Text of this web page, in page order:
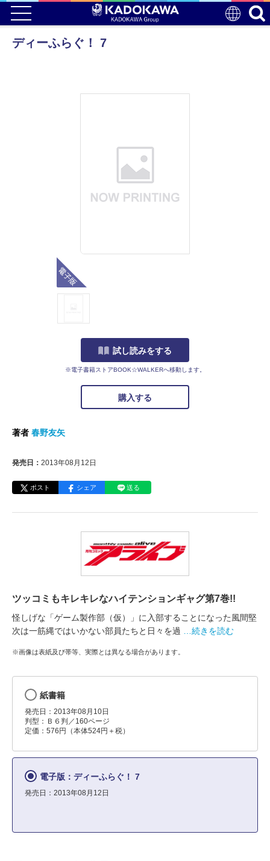
ディーふらぐ！ 7
試し読みをする
※電子書籍ストアBOOK☆WALKERへ移動します。
購入する
著者 春野友矢
発売日： 2013年08月12日
ポスト シェア 送る
ツッコミもキレキレなハイテンションギャグ第7巻!!
怪しげな「ゲーム製作部（仮）」に入部することになった風間堅
次は一筋縄ではいかない部員たちと日々を過
…続きを読む
※画像は表紙及び帯等、実際とは異なる場合があります。
紙書籍
発売日：2013年08月10日
判型：Ｂ６判／160ページ
定価：576円（本体524円＋税）
電子版：ディーふらぐ！ 7
発売日：2013年08月12日